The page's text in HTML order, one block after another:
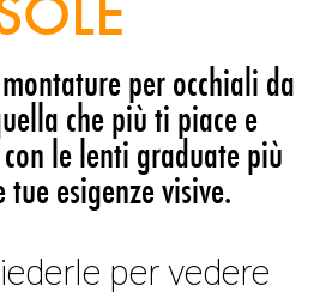
per occhiali da
che più ti piace e
le lenti graduate più
esigenze visive.
per vedere